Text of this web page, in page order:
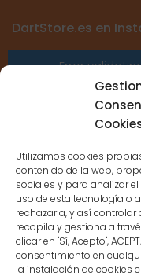
Utilizamos cookies
contenido de la web,
sociales y para analizar
uso de esta tecnología o
rechazarla, y así
recopila y gestiona a
clicar en "Sí, Acepto",
consentimiento en
la instalación de cookies
DartStore.es en
Error
Sessions for
because the
CONTACTO
MENÚ PRINCIPAL